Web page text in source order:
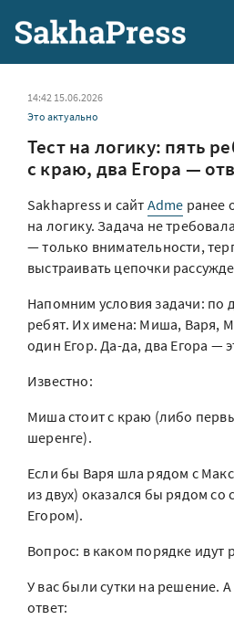
14:42 15.06.2026
Это актуально
Тест на логику: пять
с краю, два Егора —
Sakhapress и сайт Adme ранее
на логику. Задача не
— только внимательности,
выстраивать цепочки
Напомним условия задачи: по
ребят. Их имена: Миша, Варя,
один Егор. Да-да, два Егора —
Известно:
Миша стоит с краю (либо
шеренге).
Если бы Варя шла рядом с
из двух) оказался бы рядом со
Егором).
Вопрос: в каком порядке идут
У вас были сутки на решение.
ответ: